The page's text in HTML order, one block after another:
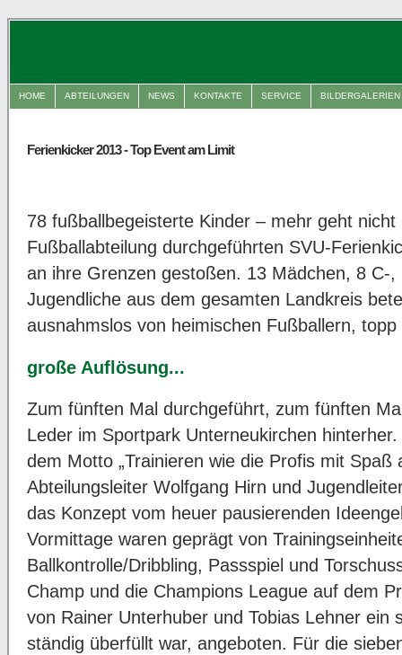
HOME ABTEILUNGEN NEWS KONTAKTE SERVICE BILDERGALERIEN
Ferienkicker 2013 - Top Event am Limit
78 fußballbegeisterte Kinder – mehr geht
Fußballabteilung durchgeführten SVU-
an ihre Grenzen gestoßen. 13 Mädchen, 8 C-
Jugendliche aus dem gesamten Landkreis
ausnahmslos von heimischen Fußballern,
große Auflösung...
Zum fünften Mal durchgeführt, zum fünften
Leder im Sportpark Unterneukirchen
dem Motto „Trainieren wie die Profis mit Spaß
Abteilungsleiter Wolfgang Hirn und
das Konzept vom heuer pausierenden
Vormittage waren geprägt von
Ballkontrolle/Dribbling, Passspiel und
Champ und die Champions League auf dem
von Rainer Unterhuber und Tobias Lehner ein
ständig überfüllt war, angeboten. Für die